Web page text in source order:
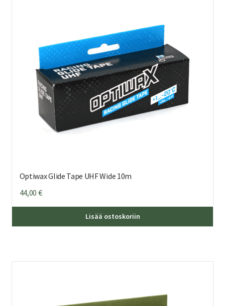
Optiwax Glide Tape UHF Wide 10m
44,00 €
Lisää ostoskoriin